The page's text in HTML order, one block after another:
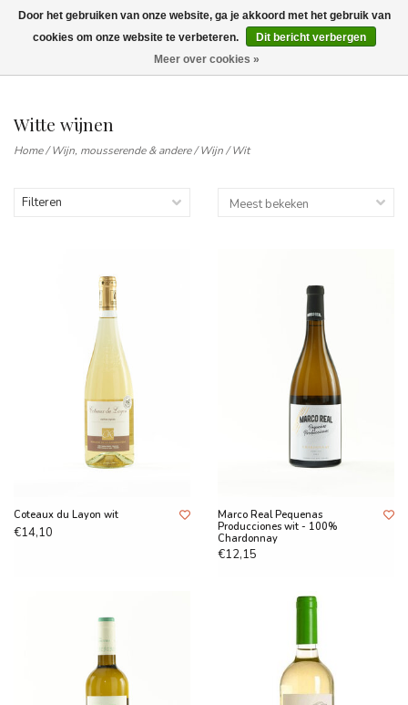
Wij leveren tot aan uw deur. Afhalen is mogelijk.
Witte wijnen
Home/Wijn, mousserende & andere/Wijn/Wit
Filteren
Coteaux du Layon wit
€14,10
Marco Real Pequenas
Producciones wit - 100%
Chardonnay
€12,15
Door het gebruiken van onze website, ga je akkoord met het gebruik van
cookies om onze website te verbeteren.
Dit bericht verbergen
Meer over cookies »